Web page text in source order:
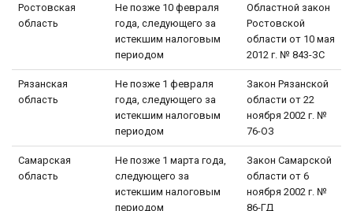
Ростовская
область
Не позже 10 февраля
года, следующего за
истекшим налоговым
периодом
Областной закон
Ростовской
области от 10 мая
2012 г. № 843-ЗС
Рязанская
область
Не позже 1 февраля
года, следующего за
истекшим налоговым
периодом
Закон Рязанской
области от 22
ноября 2002 г. №
76-ОЗ
Самарская
область
Не позже 1 марта года,
следующего за
истекшим налоговым
периодом
Закон Самарской
области от 6
ноября 2002 г. №
86-ГД